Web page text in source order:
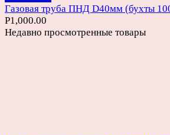
Газовая труба ПНД D40мм (бухты
Р1,000.00
Недавно просмотренные товары